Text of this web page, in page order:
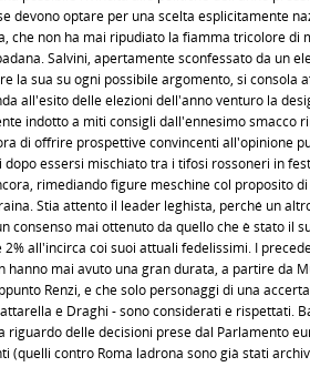
devono optare per una scelta esplicitamente
che non ha mai ripudiato la fiamma tricolore di
Salvini, apertamente sconfessato da un
la sua su ogni possibile argomento, si consola
all'esito delle elezioni dell'anno venturo la
indotto a miti consigli dall'ennesimo smacco
di offrire prospettive convincenti all'opinione
essersi mischiato tra i tifosi rossoneri in
rimediando figure meschine col proposito
Stia attento il leader leghista, perché un
consenso mai ottenuto da quello che è stato il
all'incirca coi suoi attuali fedelissimi. I
mai avuto una gran durata, a partire da
Renzi, e che solo personaggi di una
e Draghi - sono considerati e rispettati.
delle decisioni prese dal Parlamento
(quelli contro Roma ladrona sono già stati